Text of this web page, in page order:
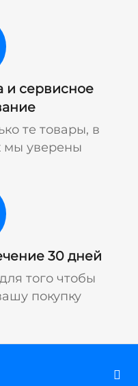
и сервисное
те товары, в
мы уверены
30 дней
того чтобы
покупку